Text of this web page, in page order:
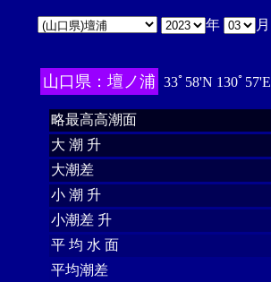
年 月
山口県：壇ノ浦 33ﾟ58'N 130ﾟ57'E
略最高高潮面
大 潮 升
大潮差
小 潮 升
小潮差 升
平 均 水 面
平均潮差